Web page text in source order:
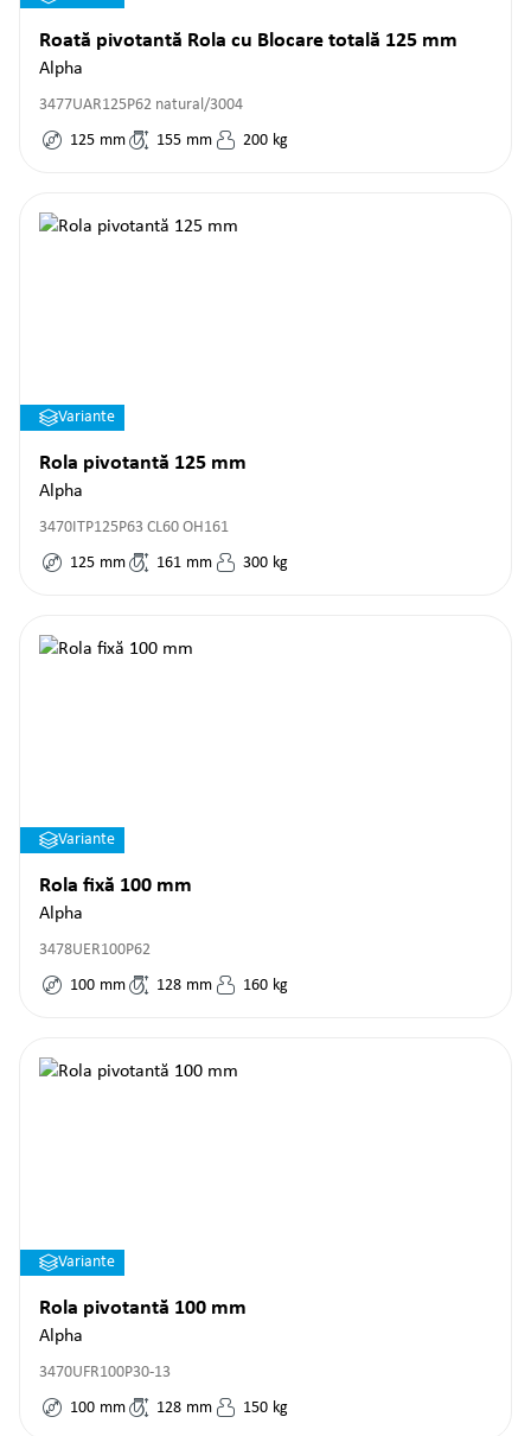
Roată pivotantă Rola cu Blocare totală 125 mm
Alpha
3477UAR125P62 natural/3004
125 mm 155 mm 200 kg
Variante
Rola pivotantă 125 mm
Alpha
3470ITP125P63 CL60 OH161
125 mm 161 mm 300 kg
Variante
Rola fixă 100 mm
Alpha
3478UER100P62
100 mm 128 mm 160 kg
Variante
Rola pivotantă 100 mm
Alpha
3470UFR100P30-13
100 mm 128 mm 150 kg